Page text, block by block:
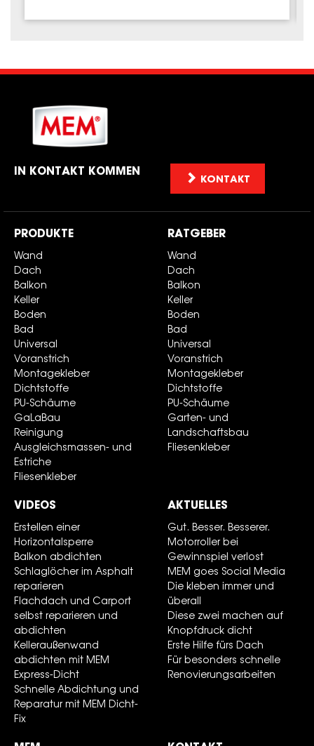
KONTAKT
IN KONTAKT KOMMEN
PRODUKTE
Wand
Dach
Balkon
Keller
Boden
Bad
Universal
Voranstrich
Montagekleber
Dichtstoffe
PU-Schäume
GaLaBau
Reinigung
Ausgleichsmassen- und
Estriche
Fliesenkleber
RATGEBER
Wand
Dach
Balkon
Keller
Boden
Bad
Universal
Voranstrich
Montagekleber
Dichtstoffe
PU-Schäume
Garten- und
Landschaftsbau
Fliesenkleber
VIDEOS
Erstellen einer
Horizontalsperre
Balkon abdichten
Schlaglöcher im Asphalt
reparieren
Flachdach und Carport
selbst reparieren und
abdichten
Kelleraußenwand
abdichten mit MEM
Express-Dicht
Schnelle Abdichtung und
Reparatur mit MEM Dicht-
Fix
AKTUELLES
Gut. Besser. Besserer.
Motorroller bei
Gewinnspiel verlost
MEM goes Social Media
Die kleben immer und
überall
Diese zwei machen auf
Knopfdruck dicht
Erste Hilfe fürs Dach
Für besonders schnelle
Renovierungsarbeiten